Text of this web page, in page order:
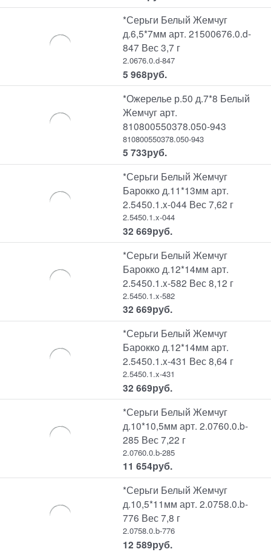
*Серьги Белый Жемчуг
д.6,5*7мм арт. 21500676.0.d-
847 Вес 3,7 г
2.0676.0.d-847
5 968руб.
*Ожерелье р.50 д.7*8 Белый
Жемчуг арт.
810800550378.050-943
810800550378.050-943
5 733руб.
*Серьги Белый Жемчуг
Барокко д.11*13мм арт.
2.5450.1.x-044 Вес 7,62 г
2.5450.1.x-044
32 669руб.
*Серьги Белый Жемчуг
Барокко д.12*14мм арт.
2.5450.1.x-582 Вес 8,12 г
2.5450.1.x-582
32 669руб.
*Серьги Белый Жемчуг
Барокко д.12*14мм арт.
2.5450.1.x-431 Вес 8,64 г
2.5450.1.x-431
32 669руб.
*Серьги Белый Жемчуг
д.10*10,5мм арт. 2.0760.0.b-
285 Вес 7,22 г
2.0760.0.b-285
11 654руб.
*Серьги Белый Жемчуг
д.10,5*11мм арт. 2.0758.0.b-
776 Вес 7,8 г
2.0758.0.b-776
12 589руб.